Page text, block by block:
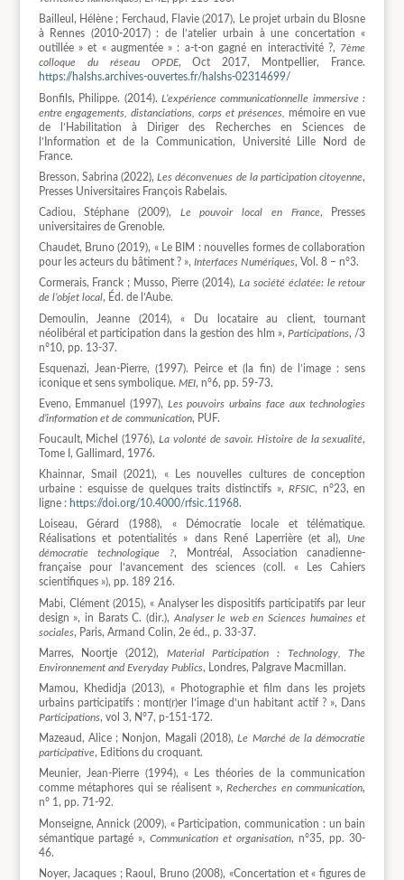
Bailleul, Hélène ; Ferchaud, Flavie (2017), Le projet urbain du Blosne
à Rennes (2010-2017) : de l’atelier urbain à une concertation «
outillée » et « augmentée » : a-t-on gagné en interactivité ?, 7ème
colloque du réseau OPDE, Oct 2017, Montpellier, France.
https://halshs.archives-ouvertes.fr/halshs-02314699/
Bonfils, Philippe. (2014). L’expérience communicationnelle immersive :
entre engagements, distanciations, corps et présences, mémoire en vue
de l’Habilitation à Diriger des Recherches en Sciences de
l’Information et de la Communication, Université Lille Nord de
France.
Bresson, Sabrina (2022),Les déconvenues de la participation citoyenne,
Presses Universitaires François Rabelais.
Cadiou, Stéphane (2009), Le pouvoir local en France, Presses
universitaires de Grenoble.
Chaudet, Bruno (2019), « Le BIM : nouvelles formes de collaboration
pour les acteurs du bâtiment ? », Interfaces Numériques, Vol. 8 – n°3.
Cormerais, Franck ; Musso, Pierre (2014), La société éclatée: le retour
de l’objet local, Éd. de l’Aube.
Demoulin, Jeanne (2014), « Du locataire au client, tournant
néolibéral et participation dans la gestion des hlm »,Participations, /3
n°10, pp. 13-37.
Esquenazi, Jean-Pierre, (1997). Peirce et (la fin) de l’image : sens
iconique et sens symbolique. MEI, n°6, pp. 59-73.
Eveno, Emmanuel (1997), Les pouvoirs urbains face aux technologies
d’information et de communication, PUF.
Foucault, Michel (1976),La volonté de savoir. Histoire de la sexualité,
Tome I, Gallimard, 1976.
Khainnar, Smail (2021), « Les nouvelles cultures de conception
urbaine : esquisse de quelques traits distinctifs »,RFSIC, n°23, en
ligne : https://doi.org/10.4000/rfsic.11968.
Loiseau, Gérard (1988), « Démocratie locale et télématique.
Réalisations et potentialités » dans René Laperrière (et al), Une
démocratie technologique ?, Montréal, Association canadienne-
française pour l’avancement des sciences (coll. « Les Cahiers
scientifiques »), pp. 189 216.
Mabi, Clément (2015), « Analyser les dispositifs participatifs par leur
design », in Barats C. (dir.), Analyser le web en Sciences humaines et
sociales, Paris, Armand Colin, 2e éd., p. 33-37.
Marres, Noortje (2012), Material Participation : Technology, The
Environnement and Everyday Publics, Londres, Palgrave Macmillan.
Mamou, Khedidja (2013), « Photographie et film dans les projets
urbains participatifs : mont(r)er l’image d’un habitant actif ? », Dans
Participations, vol 3, N°7, p-151-172.
Mazeaud, Alice ; Nonjon, Magali (2018),Le Marché de la démocratie
participative, Editions du croquant.
Meunier, Jean-Pierre (1994), « Les théories de la communication
comme métaphores qui se réalisent »,Recherches en communication,
n° 1, pp. 71-92.
Monseigne, Annick (2009), « Participation, communication : un bain
sémantique partagé », Communication et organisation, n°35, pp. 30-
46.
Noyer, Jacaques ; Raoul, Bruno (2008), «Concertation et « figures de